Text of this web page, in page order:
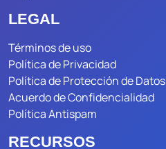
LEGAL
Términos de uso
Política de Privacidad
Política de Protección de Datos
Acuerdo de Confidencialidad
Política Antispam
RECURSOS